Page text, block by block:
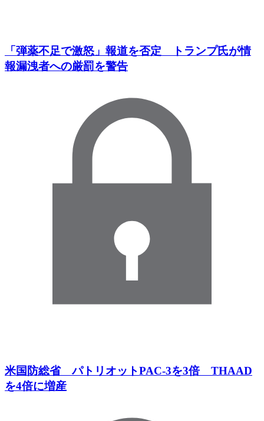
「弾薬不足で激怒」報道を否定 トランプ氏が情
報漏洩者への厳罰を警告
米国防総省 パトリオットPAC-3を3倍 THAAD
を4倍に増産